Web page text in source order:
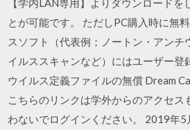
とが可能です。 ただしPC購入時に無
スソフト（代表例；ノートン・アンチ
イルススキャンなど）にはユーザー登
ウイルス定義ファイルの無償 Dream
こちらのリンクは学外からのアクセス
わないでログインください。 2019年